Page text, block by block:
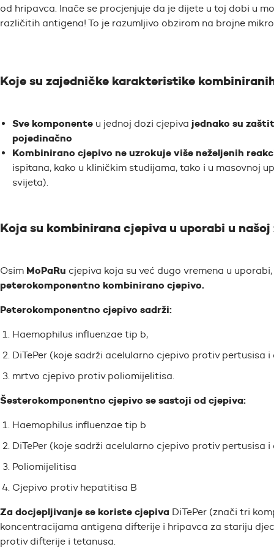
od hripavca. Inače se procjenjuje da je dijete u toj dobi u
različitih antigena! To je razumljivo obzirom na brojne
Koje su zajedničke karakteristike
Sve komponente u jednoj dozi cjepiva jednako su
pojedinačno
Kombinirano cjepivo ne uzrokuje više neželjenih
ispitana, kako u kliničkim studijama, tako i u masovnoj
svijeta).
Koja su kombinirana cjepiva u uporabi u našoj
Osim MoPaRu cjepiva koja su već dugo vremena u uporabi,
peterokomponentno kombinirano cjepivo.
Peterokomponentno cjepivo sadrži:
Haemophilus influenzae tip b,
DiTePer (koje sadrži acelularno cjepivo protiv pertusisa
mrtvo cjepivo protiv poliomijelitisa.
Šesterokomponentno cjepivo se sastoji od cjepiva:
Haemophilus influenzae tip b
DiTePer (koje sadrži acelularno cjepivo protiv pertusisa
Poliomijelitisa
Cjepivo protiv hepatitisa B
Za docjepljivanje se koriste cjepiva DiTePer (znači tri
koncentracijama antigena difterije i hripavca za stariju
protiv difterije i tetanusa.